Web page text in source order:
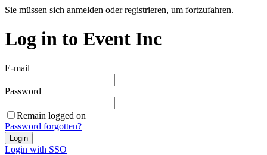
Sie müssen sich anmelden oder registrieren, um fortzufahren.
Log in to Event Inc
E-mail
Password
Remain logged on
Password forgotten?
Login
Login with SSO